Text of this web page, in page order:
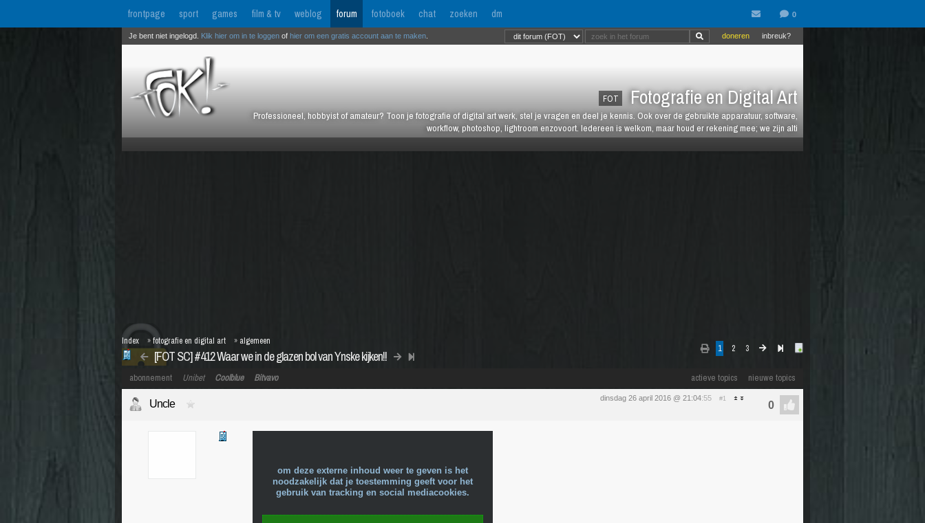
frontpage sport games film & tv weblog forum fotoboek chat zoeken dm
FOT Fotografie en Digital Art
Professioneel, hobbyist of amateur? Toon je fotografie of digital art werk, stel je vragen en deel je kennis. Ook over de gebruikte apparatuur, software,
workflow, photoshop, lightroom enzovoort. Iedereen is welkom, maar houd er rekening mee; we zijn alti
inbreuk?
doneren
Je bent niet ingelogd. Klik hier om in te loggen of hier om een gratis account aan te maken
1 2 3
[FOT SC] #412 Waar we in de glazen bol van Ynske kijken!!
Index »fotografie en digital art » algemeen
actieve topics nieuwe topics
abonnement Unibet Coolblue Bitvavo
dinsdag 26 april 2016 @ 21:04:55 #1
Uncle
om deze externe inhoud weer te geven is het
noodzakelijk dat je toestemming geeft voor het
gebruik van tracking en social mediacookies.